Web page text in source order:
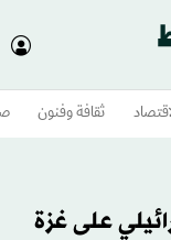
ثقافة وفنون